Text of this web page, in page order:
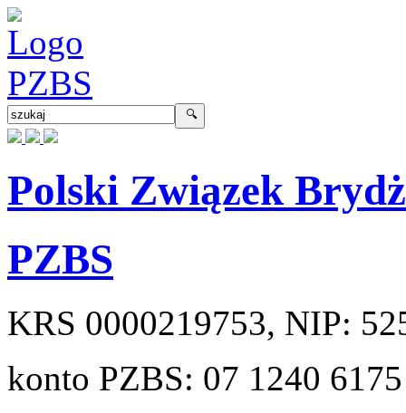
Polski Związek
PZBS
KRS 0000219753, NIP:
konto PZBS: 07 1240